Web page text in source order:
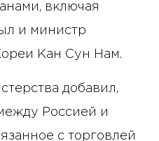
включая
и министр
Кан Сун Нам.
добавил,
Россией и
с торговлей